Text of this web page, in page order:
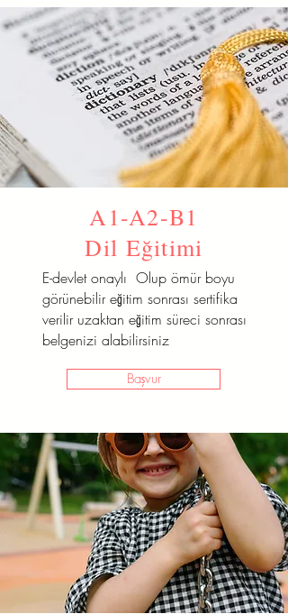
A1-A2-B1
Dil Eğitimi
E-devlet onaylı Olup ömür boyu
görünebilir eğitim sonrası sertifika
verilir uzaktan eğitim süreci sonrası
belgenizi alabilirsiniz
Başvur